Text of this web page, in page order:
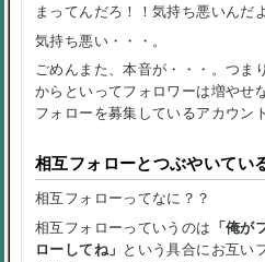
まってんだろ！！気持ち悪いんだ
気持ち悪い・・・。
ごめんまた、本音が・・・。つま
からといってフォロワーは増やせ
フォローを募集しているアカウン
相互フォローとつぶやいてい
相互フォローってなに？？
相互フォローっていうのは 「俺が
ローしてね」 という具合にお互い